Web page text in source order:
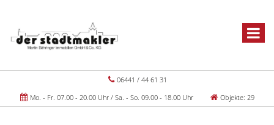
06441 / 44 61 31
Mo. - Fr. 07.00 - 20.00 Uhr / Sa. - So. 09.00 - 18.00 Uhr
Objekte: 29